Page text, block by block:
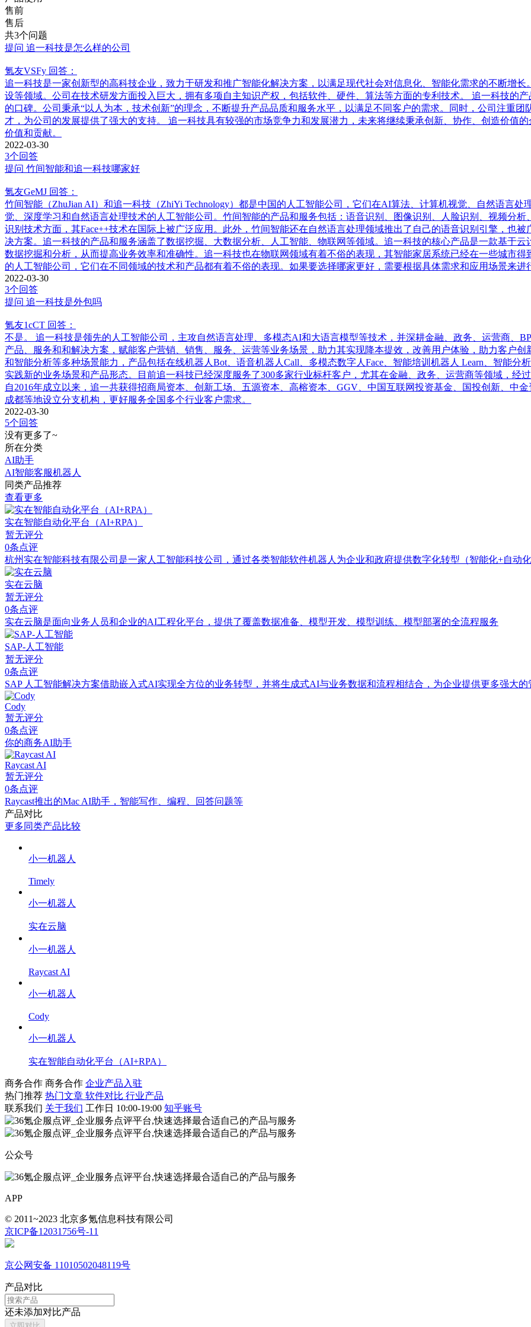
售前
售后
共3个问题
提问 追一科技是怎么样的公司
氪友VSFy 回答：
追一科技是一家创新型的高科技企业，致力于研发和推广智能化解决方案，以满足现代社会对信息化、智能化需求的不断增
设等领域。公司在技术研发方面投入巨大，拥有多项自主知识产权，包括软件、硬件、算法等方面的专利技术。 追一科技的
的口碑。公司秉承“以人为本，技术创新”的理念，不断提升产品品质和服务水平，以满足不同客户的需求。同时，公司注重
才，为公司的发展提供了强大的支持。 追一科技具有较强的市场竞争力和发展潜力，未来将继续秉承创新、协作、创造价值
价值和贡献。
2022-03-30
3个回答
提问 竹间智能和追一科技哪家好
氪友GeMJ 回答：
竹间智能（ZhuJian AI）和追一科技（ZhiYi Technology）都是中国的人工智能公司，它们在AI算法、计算机视觉、自然语言
觉、深度学习和自然语言处理技术的人工智能公司。竹间智能的产品和服务包括：语音识别、图像识别、人脸识别、视频分
识别技术方面，其Face++技术在国际上被广泛应用。此外，竹间智能还在自然语言处理领域推出了自己的语音识别引擎，也
决方案。追一科技的产品和服务涵盖了数据挖掘、大数据分析、人工智能、物联网等领域。追一科技的核心产品是一款基于
数据挖掘和分析，从而提高业务效率和准确性。追一科技也在物联网领域有着不俗的表现，其智能家居系统已经在一些城市
的人工智能公司，它们在不同领域的技术和产品都有着不俗的表现。如果要选择哪家更好，需要根据具体需求和应用场景来进
2022-03-30
3个回答
提问 追一科技是外包吗
氪友1cCT 回答：
不是。 追一科技是领先的人工智能公司，主攻自然语言处理、多模态AI和大语言模型等技术，并深耕金融、政务、运营商、
产品、服务和和解决方案，赋能客户营销、销售、服务、运营等业务场景，助力其实现降本提效，改善用户体验，助力客户
和智能分析等多种场景能力，产品包括在线机器人Bot、语音机器人Call、多模态数字人Face、智能培训机器人 Learn、智能分
实践新的业务场景和产品形态。目前追一科技已经深度服务了300多家行业标杆客户，尤其在金融、政务、运营商等领域，经
自2016年成立以来，追一共获得招商局资本、创新工场、五源资本、高榕资本、GGV、中国互联网投资基金、国投创新、中
成都等地设立分支机构，更好服务全国多个行业客户需求。
2022-03-30
5个回答
没有更多了~
所在分类
AI助手
AI智能客服机器人
同类产品推荐
查看更多
实在智能自动化平台（AI+RPA）
暂无评分
0条点评
杭州实在智能科技有限公司是一家人工智能科技公司，通过各类智能软件机器人为企业和政府提供数字化转型（智能化+自动化
实在云脑
暂无评分
0条点评
实在云脑是面向业务人员和企业的AI工程化平台，提供了覆盖数据准备、模型开发、模型训练、模型部署的全流程服务
SAP-人工智能
暂无评分
0条点评
SAP 人工智能解决方案借助嵌入式AI实现全方位的业务转型，并将生成式AI与业务数据和流程相结合，为企业提供更多强大的
Cody
暂无评分
0条点评
你的商务AI助手
Raycast AI
暂无评分
0条点评
Raycast推出的Mac AI助手，智能写作、编程、回答问题等
产品对比
更多同类产品比较
小一机器人
Timely
小一机器人
实在云脑
小一机器人
Raycast AI
小一机器人
Cody
小一机器人
实在智能自动化平台（AI+RPA）
商务合作 商务合作 企业产品入驻
热门推荐 热门文章 软件对比 行业产品
联系我们 关于我们 工作日 10:00-19:00 知乎账号
公众号
APP
© 2011~2023 北京多氪信息科技有限公司
京ICP备12031756号-11
京公网安备 11010502048119号
产品对比
还未添加对比产品